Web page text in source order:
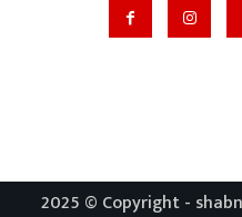
2025 © Copyright -